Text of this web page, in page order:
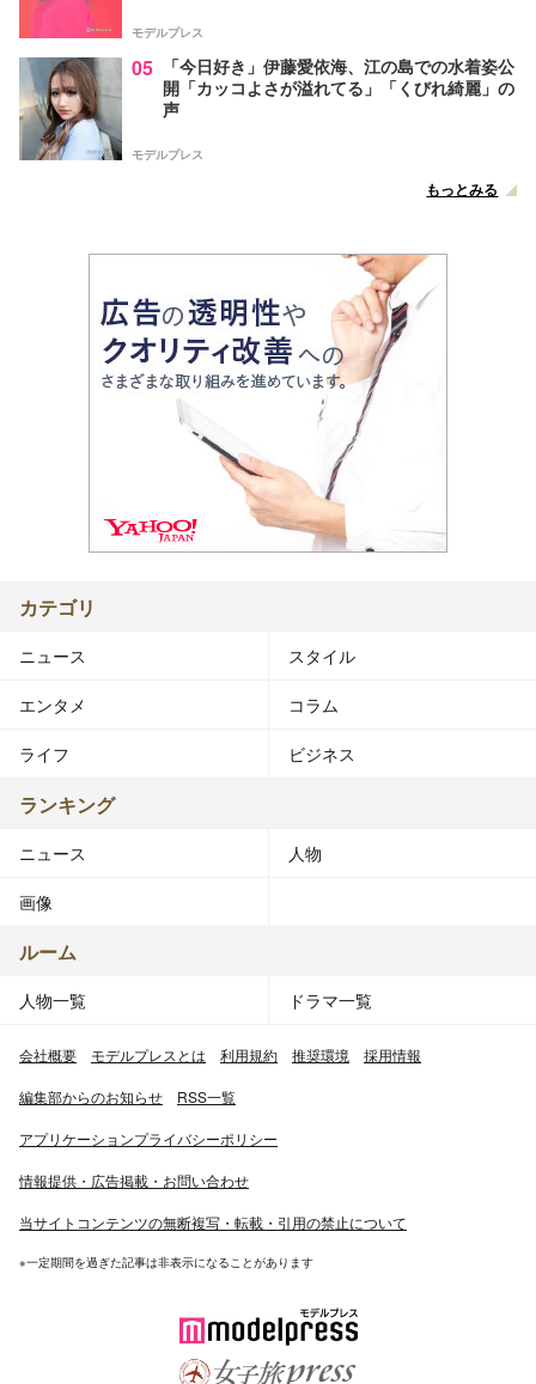
モデルプレス
05
「今日好き」伊藤愛依海、江の島での水着姿公
開「カッコよさが溢れてる」「くびれ綺麗」の
声
モデルプレス
もっとみる
カテゴリ
ニュース スタイル
エンタメ コラム
ライフ ビジネス
ランキング
ニュース 人物
画像
ルーム
人物一覧 ドラマ一覧
会社概要 モデルプレスとは 利用規約 推奨環境 採用情報
編集部からのお知らせ RSS一覧
アプリケーションプライバシーポリシー
情報提供・広告掲載・お問い合わせ
当サイトコンテンツの無断複写・転載・引用の禁止について
※一定期間を過ぎた記事は非表示になることがあります